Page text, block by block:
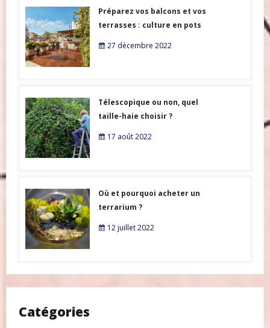
Préparez vos balcons et vos
terrasses : culture en pots
27 décembre 2022
Télescopique ou non, quel
taille-haie choisir ?
17 août 2022
Où et pourquoi acheter un
terrarium ?
12 juillet 2022
Catégories